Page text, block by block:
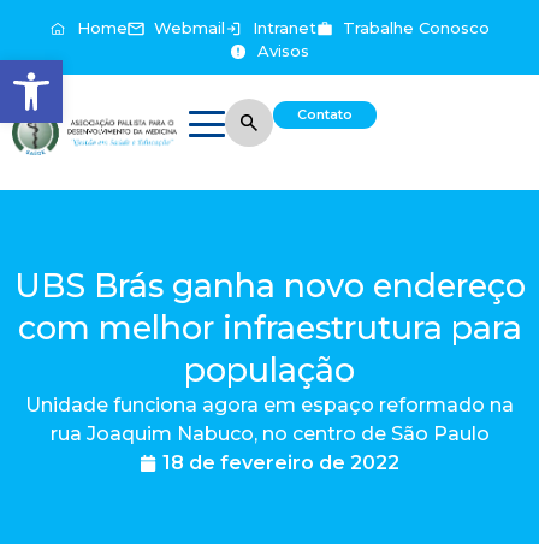
Abrir a barra de ferramentas
Home Webmail Intranet
Trabalhe Conosco
Avisos
Contato
UBS Brás ganha novo endereço
com melhor infraestrutura para
população
Unidade funciona agora em espaço reformado na
rua Joaquim Nabuco, no centro de São Paulo
18 de fevereiro de 2022